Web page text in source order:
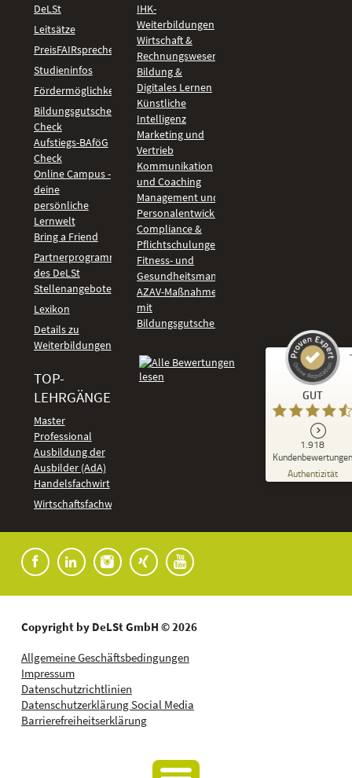
DeLSt
Leitsätze
PreisFAIRsprechen
Studieninfos
Fördermöglichkeiten
Bildungsgutschein
Check
Aufstiegs-BAföG
Check
Online Campus -
deine
persönliche
Lernwelt
Bring a Friend
Partnerprogramm
des DeLSt
Stellenangebote
Lexikon
Details zu
Weiterbildungen
TOP-
LEHRGÄNGE
Master
Professional
Ausbildung der
Ausbilder (AdA)
Handelsfachwirt
Wirtschaftsfachwirt
IHK-
Weiterbildungen
Wirtschaft &
Rechnungswesen
Bildung &
Digitales Lernen
Künstliche
Intelligenz
Marketing und
Vertrieb
Kommunikation
und Coaching
Management und
Personalentwicklung
Compliance &
Pflichtschulungen
Fitness- und
Gesundheitsmanagement
AZAV-Maßnahmen
mit
Bildungsgutschein
GUT
1.918
Kundenbewertungen
Authentizität
Kundenbewertungen und Erfahrungen zu
DeLSt - Deutsches eLearning Studieninstitut
92
%
Empfehlungen auf
ProvenExpert.com
anderen Quellen
Copyright by DeLSt GmbH © 2026
Allgemeine Geschäftsbedingungen
Impressum
Datenschutzrichtlinien
Datenschutzerklärung Social Media
Barrierefreiheitserklärung